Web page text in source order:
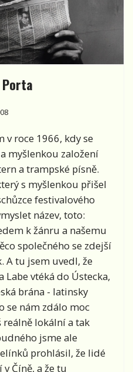
v roce 1966, kdy se
myšlenkou založení
a trampské písně.
s myšlenkou přišel
festivalového
název, toto:
k žánru a našemu
společného se zdejší
A tu jsem uvedl, že
vtéká do Ústecka,
brána - latinsky
se nám zdálo moc
lokální a tak
jsme ale
prohlásil, že lidé
Číně, a že tu